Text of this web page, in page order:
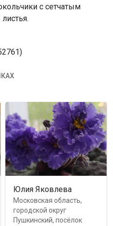
с сетчатым
Юлия Яковлева
Московская область,
городской округ
Пушкинский, посёлок